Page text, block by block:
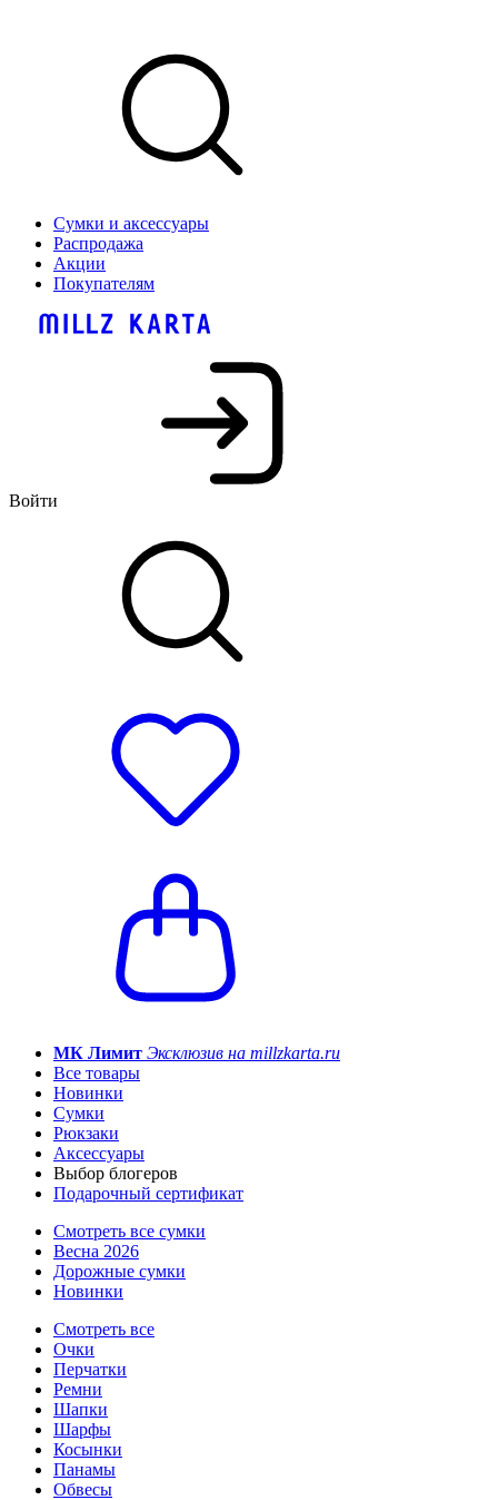
Сумки и аксессуары
Распродажа
Акции
Покупателям
Войти
МК Лимит Эксклюзив на millzkarta.ru
Все товары
Новинки
Сумки
Рюкзаки
Аксессуары
Выбор блогеров
Подарочный сертификат
Смотреть все сумки
Весна 2026
Дорожные сумки
Новинки
Смотреть все
Очки
Перчатки
Ремни
Шапки
Шарфы
Косынки
Панамы
Обвесы